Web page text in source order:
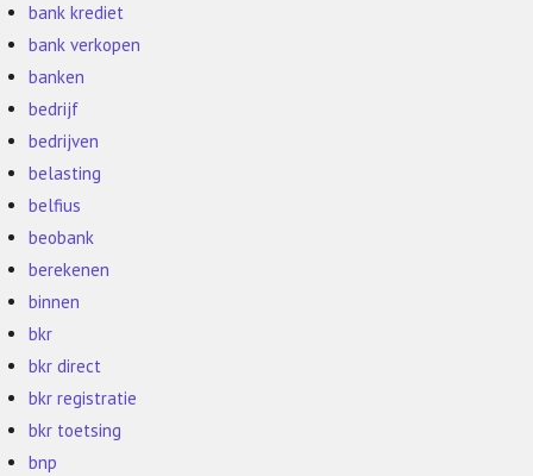
bank krediet
bank verkopen
banken
bedrijf
bedrijven
belasting
belfius
beobank
berekenen
binnen
bkr
bkr direct
bkr registratie
bkr toetsing
bnp